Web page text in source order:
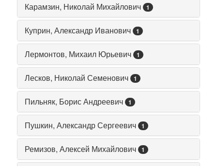
Карамзин, Николай Михайлович 1
Куприн, Александр Иванович 1
Лермонтов, Михаил Юрьевич 1
Лесков, Николай Семенович 1
Пильняк, Борис Андреевич 1
Пушкин, Александр Сергеевич 1
Ремизов, Алексей Михайлович 1